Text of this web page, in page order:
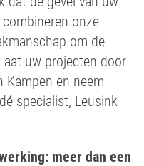
onze
om de
uw projecten door
Kampen en neem
specialist, Leusink
meer dan een